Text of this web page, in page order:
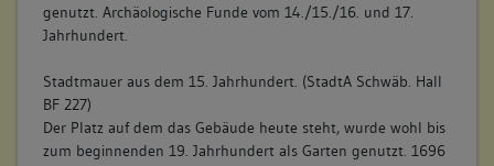
genutzt. Archäologische Funde vom 14./15./16. und 17.
Jahrhundert.
Stadtmauer aus dem 15. Jahrhundert. (StadtA Schwäb. Hall
BF 227)
Der Platz auf dem das Gebäude heute steht, wurde wohl bis
zum beginnenden 19. Jahrhundert als Garten genutzt. 1696